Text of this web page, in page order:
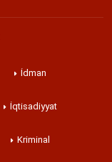
İdman
İqtisadiyyat
Kriminal